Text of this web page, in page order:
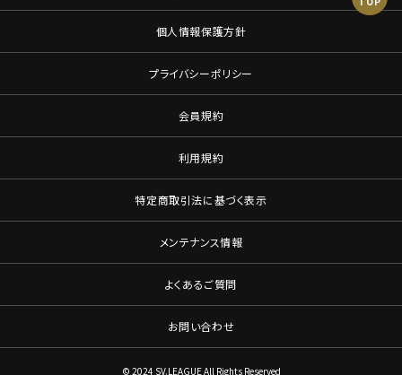
個人情報保護方針
プライバシーポリシー
会員規約
利用規約
特定商取引法に基づく表示
メンテナンス情報
よくあるご質問
お問い合わせ
© 2024 SV.LEAGUE All Rights Reserved